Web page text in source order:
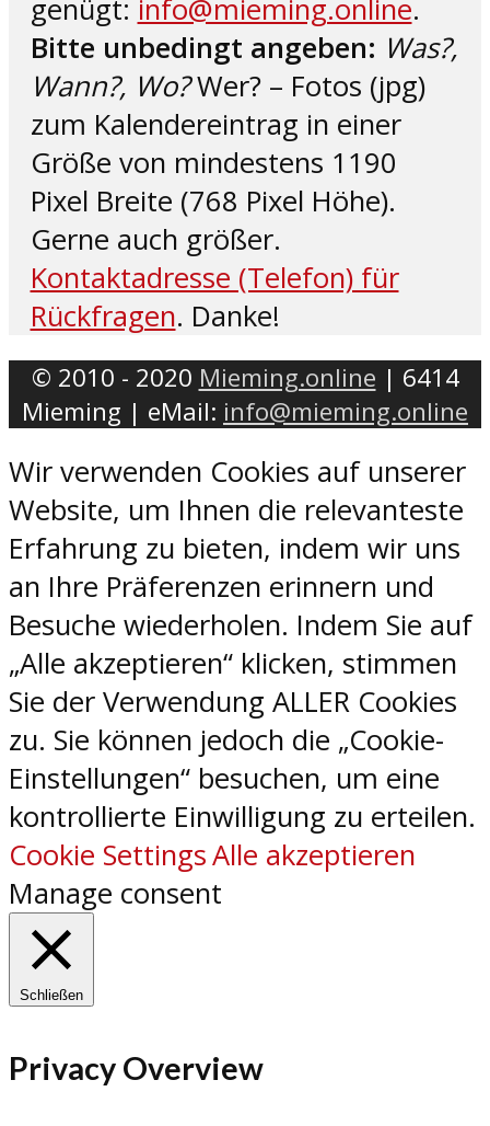
genügt: info@mieming.online.
Bitte unbedingt angeben: Was?,
Wann?, Wo?Wer? – Fotos (jpg)
zum Kalendereintrag in einer
Größe von mindestens 1190
Pixel Breite (768 Pixel Höhe).
Gerne auch größer.
Kontaktadresse (Telefon) für
Rückfragen. Danke!
© 2010 - 2020 Mieming.online | 6414
Mieming | eMail: info@mieming.online
Wir verwenden Cookies auf unserer
Website, um Ihnen die relevanteste
Erfahrung zu bieten, indem wir uns
an Ihre Präferenzen erinnern und
Besuche wiederholen. Indem Sie auf
„Alle akzeptieren“ klicken, stimmen
Sie der Verwendung ALLER Cookies
zu. Sie können jedoch die „Cookie-
Einstellungen“ besuchen, um eine
kontrollierte Einwilligung zu erteilen.
Cookie SettingsAlle akzeptieren
Manage consent
Schließen
Privacy Overview